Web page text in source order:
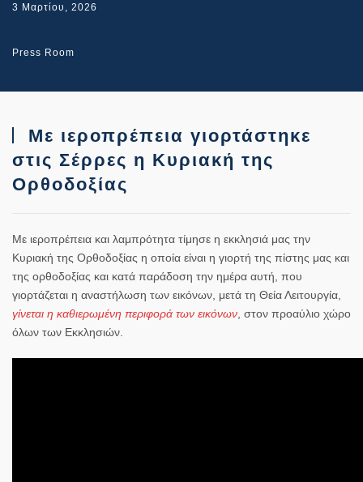
3 Μαρτίου, 2026
Press Room
Με ιεροπρέπεια γιορτάστηκε
στις Σέρρες η Κυριακή της
Ορθοδοξίας
Με ιεροπρέπεια και λαμπρότητα τίμησε η εκκλησιά μας την
Κυριακή της Ορθοδοξίας η οποία είναι η γιορτή της πίστης μας και
της ορθοδοξίας και κατά παράδοση την ημέρα αυτή, που
γιορτάζεται η αναστήλωση των εικόνων, μετά τη Θεία Λειτουργία,
γίνεται η καθιερωμένη περιφορά των εικόνων , στον προαύλιο χώρο
όλων των Εκκλησιών.